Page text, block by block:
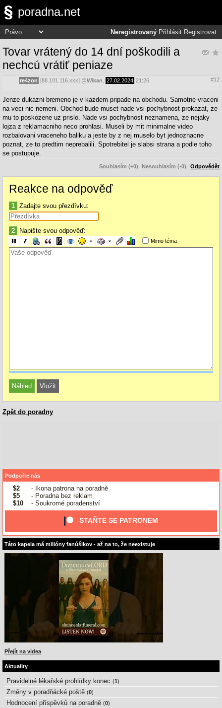
poradna.net
Neregistrovaný Přihlásit Registrovat
Tovar vrátený do 14 dní poškodili a
nechcú vrátiť peniaze
re4zon [88.101.116.xxx] @Wikan 27.02.2024 21:26 #12
Jenze dukazni bremeno je v kazdem pripade na obchodu. Samotne vraceni
na veci nic nemeni. Obchod bude muset nade vsi pochybnost prokazat, ze
mu to poskozene uz prislo. Nade vsi pochybnost neznamena, ze nejaky
lojza z reklamacniho neco prohlasi. Museli by mit minimalne video
rozbalovani vraceneho baliku a jeste by z nej muselo byt jednoznacne
poznat, ze to predtim neprebalili. Spotrebitel je slabsi strana a podle toho
se postupuje.
Souhlasím (+0) Nesouhlasím (-0) Odpovědět
Reakce na odpověď
1 Zadajte svou přezdívku:
2 Napište svou odpověď:
Mimo téma
Zpět do poradny
Podpořte nás
$2
- Ikona patrona na poradně
$5
- Poradna bez reklam
$10
- Soukromé poradenství
STAŇTE SE PATRONEM
Táto kapela má milióny fanúšikov - až na to, že neexistuje
Přejít na videa
Aktuality
Pravidelné lékařské prohlídky konec (1)
Změny v poradňácké poště (0)
Hodnocení příspěvků na poradně (0)